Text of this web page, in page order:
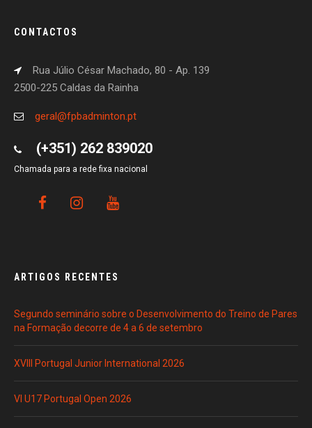
CONTACTOS
Rua Júlio César Machado, 80 - Ap. 139
2500-225 Caldas da Rainha
geral@fpbadminton.pt
(+351) 262 839020
Chamada para a rede fixa nacional
ARTIGOS RECENTES
Segundo seminário sobre o Desenvolvimento do Treino de Pares
na Formação decorre de 4 a 6 de setembro
XVIII Portugal Junior International 2026
VI U17 Portugal Open 2026